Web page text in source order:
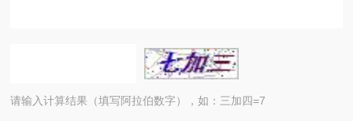
请输入计算结果（填写阿拉伯数字），如：三加四=7